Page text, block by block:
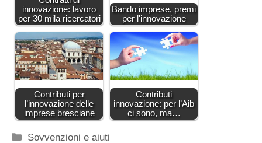
innovazione: lavoro
per 30 mila ricercatori
Bando imprese, premi
per l'innovazione
Contributi per
l’innovazione delle
imprese bresciane
Contributi
innovazione: per l’Aib
ci sono, ma…
Categorie
Sovvenzioni e aiuti